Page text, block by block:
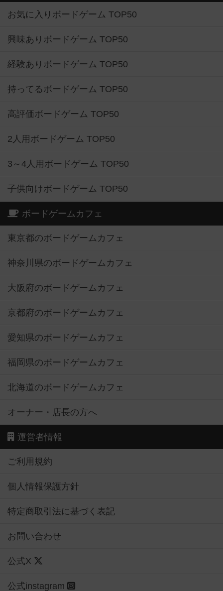
お気に入りボードゲーム TOP50
興味ありボードゲーム TOP50
経験ありボードゲーム TOP50
持ってるボードゲーム TOP50
高評価ボードゲーム TOP50
2人用ボードゲーム TOP50
3～4人用ボードゲーム TOP50
子供向けボードゲーム TOP50
ボードゲームカフェ
東京都のボードゲームカフェ
神奈川県のボードゲームカフェ
大阪府のボードゲームカフェ
京都府のボードゲームカフェ
愛知県のボードゲームカフェ
福岡県のボードゲームカフェ
北海道のボードゲームカフェ
オーナー・店長の方へ
運営者情報
ご利用規約
個人情報保護方針
特定商取引法に基づく表記
お問い合わせ
公式X
公式instagram